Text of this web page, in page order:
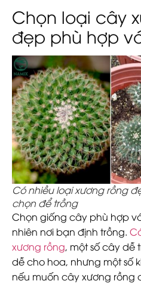
Chọn loại cây
đẹp phù hợp
Có nhiều loại xương rồng
chọn để trồng
Chọn giống cây phù hợp
nhiên nơi bạn định trồng.
xương rồng, một số cây dễ
dễ cho hoa, nhưng một số
nếu muốn cây xương rồng